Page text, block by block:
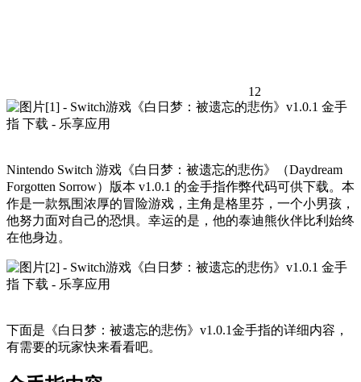
12
Nintendo Switch 游戏《白日梦：被遗忘的悲伤》（Daydream
Forgotten Sorrow）版本 v1.0.1 的金手指作弊代码可供下载。本
作是一款氛围浓厚的冒险游戏，主角是格里芬，一个小男孩，
他努力面对自己的恐惧。幸运的是，他的泰迪熊伙伴比利始终
在他身边。
下面是《白日梦：被遗忘的悲伤》v1.0.1金手指的详细内容，
有需要的玩家快来看看吧。